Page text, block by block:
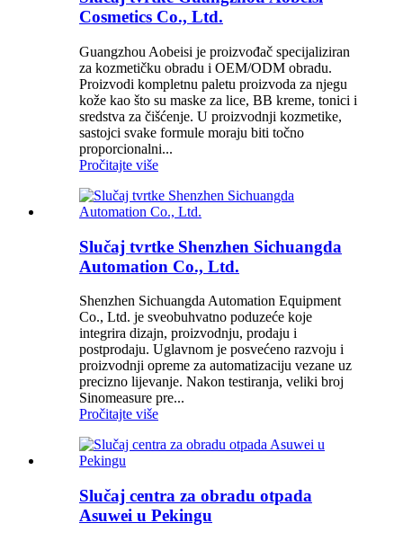
Cosmetics Co., Ltd.
Guangzhou Aobeisi je proizvođač specijaliziran
za kozmetičku obradu i OEM/ODM obradu.
Proizvodi kompletnu paletu proizvoda za njegu
kože kao što su maske za lice, BB kreme, tonici i
sredstva za čišćenje. U proizvodnji kozmetike,
sastojci svake formule moraju biti točno
proporcionalni...
Pročitajte više
Slučaj tvrtke Shenzhen Sichuangda
Automation Co., Ltd.
Shenzhen Sichuangda Automation Equipment
Co., Ltd. je sveobuhvatno poduzeće koje
integrira dizajn, proizvodnju, prodaju i
postprodaju. Uglavnom je posvećeno razvoju i
proizvodnji opreme za automatizaciju vezane uz
precizno lijevanje. Nakon testiranja, veliki broj
Sinomeasure pre...
Pročitajte više
Slučaj centra za obradu otpada
Asuwei u Pekingu